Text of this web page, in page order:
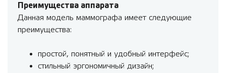
Преимущества аппарата
Данная модель маммографа имеет следующие
преимущества:
простой, понятный и удобный интерфейс;
стильный эргономичный дизайн;